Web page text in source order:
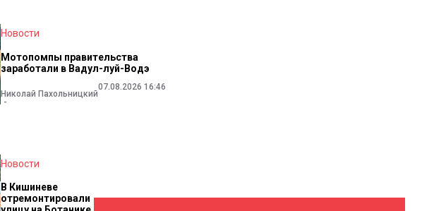
Новости
Мотопомпы правительства
заработали в Вадул-луй-Водэ
Николай Пахольницкий
07.08.2026 16:46
Новости
В Кишиневе
отремонтировали